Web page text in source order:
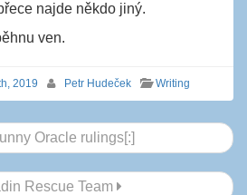
najde někdo jiný.
ven.
2019 Petr Hudeček Writing
Oracle rulings[:]
Rescue Team